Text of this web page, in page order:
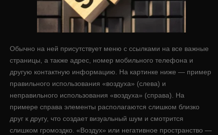
Обычно на ней присутствует меню с ссылками на все важные
страницы, а также адрес, номер мобильного телефона и
другую контактную информацию. На картинке ниже — пример
правильного использования «воздуха» (слева) и
неправильного использования «воздуха» (справа). На
примере справа элементы располагаются слишком близко
друг к другу, что создает визуальный шум и смотрится
слишком громоздко. «Воздух» или негативное пространство —